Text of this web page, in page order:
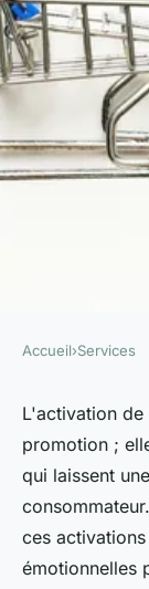
Des
admin•11 mars
Accueil›Services
L'activation
promotion ;
qui laissent
ces
émotionnelles